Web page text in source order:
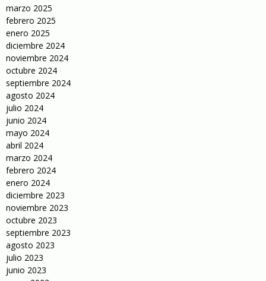
marzo 2025
febrero 2025
enero 2025
diciembre 2024
noviembre 2024
octubre 2024
septiembre 2024
agosto 2024
julio 2024
junio 2024
mayo 2024
abril 2024
marzo 2024
febrero 2024
enero 2024
diciembre 2023
noviembre 2023
octubre 2023
septiembre 2023
agosto 2023
julio 2023
junio 2023